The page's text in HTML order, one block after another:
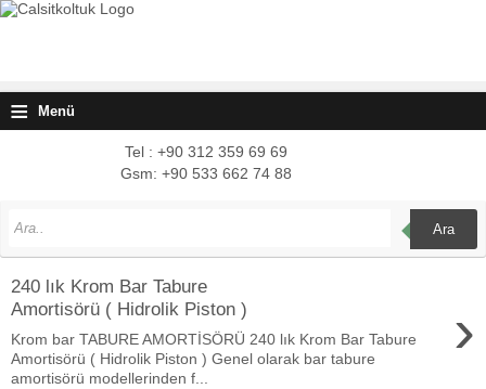
≡ Menü
Tel : +90 312 359 69 69
Gsm: +90 533 662 74 88
Ara
240 lık Krom Bar Tabure
Amortisörü ( Hidrolik Piston )
›
Krom bar TABURE AMORTİSÖRÜ 240 lık Krom Bar Tabure
Amortisörü ( Hidrolik Piston ) Genel olarak bar tabure
amortisörü modellerinden f...